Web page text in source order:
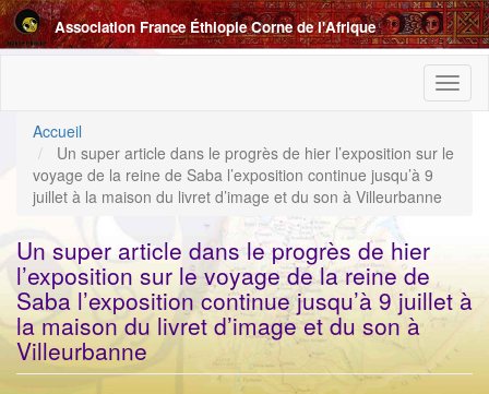
Aller
au
contenu
Association France Éthiopie Corne de l'Afrique
Accueil
Un super article dans le progrès de hier l’exposition sur le
voyage de la reine de Saba l’exposition continue jusqu’à 9
juillet à la maison du livret d’image et du son à Villeurbanne
Un super article dans le progrès de hier
l’exposition sur le voyage de la reine de
Saba l’exposition continue jusqu’à 9 juillet à
la maison du livret d’image et du son à
Villeurbanne